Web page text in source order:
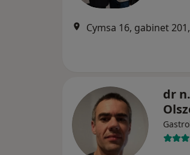
Cymsa 16, gabinet
dr